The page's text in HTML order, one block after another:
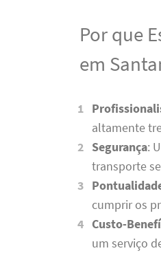
Por que
em
altamente
Segurança:
transporte
cumprir os
Custo-
um serviço